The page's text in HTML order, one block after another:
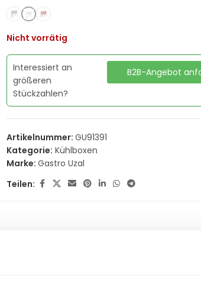
Nicht vorrätig
Interessiert an
größeren
Stückzahlen?
B2B-Angebot
Artikelnummer:GU91391
Kategorie: Kühlboxen
Marke:Gastro Uzal
Teilen: